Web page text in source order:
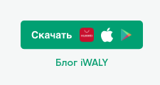
Блог iWALY